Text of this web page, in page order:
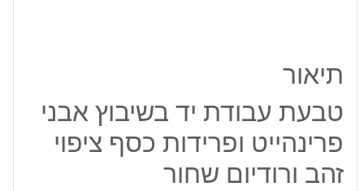
תיאור
טבעת עבודת יד בשיבוץ אבני
פרינהייט ופרידות כסף ציפוי
זהב ורודיום שחור